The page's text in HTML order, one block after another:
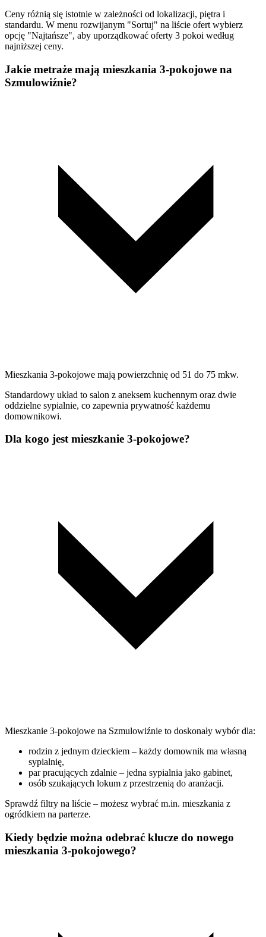
Ceny różnią się istotnie w zależności od lokalizacji, piętra i
standardu. W menu rozwijanym "Sortuj" na liście ofert wybierz
opcję "Najtańsze", aby uporządkować oferty 3 pokoi według
najniższej ceny.
Jakie metraże mają mieszkania 3-pokojowe na
Szmulowiźnie?
Mieszkania 3-pokojowe mają powierzchnię od 51 do 75 mkw.
Standardowy układ to salon z aneksem kuchennym oraz dwie
oddzielne sypialnie, co zapewnia prywatność każdemu
domownikowi.
Dla kogo jest mieszkanie 3-pokojowe?
Mieszkanie 3-pokojowe na Szmulowiźnie to doskonały wybór dla:
rodzin z jednym dzieckiem – każdy domownik ma własną
sypialnię,
par pracujących zdalnie – jedna sypialnia jako gabinet,
osób szukających lokum z przestrzenią do aranżacji.
Sprawdź filtry na liście – możesz wybrać m.in. mieszkania z
ogródkiem na parterze.
Kiedy będzie można odebrać klucze do nowego
mieszkania 3-pokojowego?